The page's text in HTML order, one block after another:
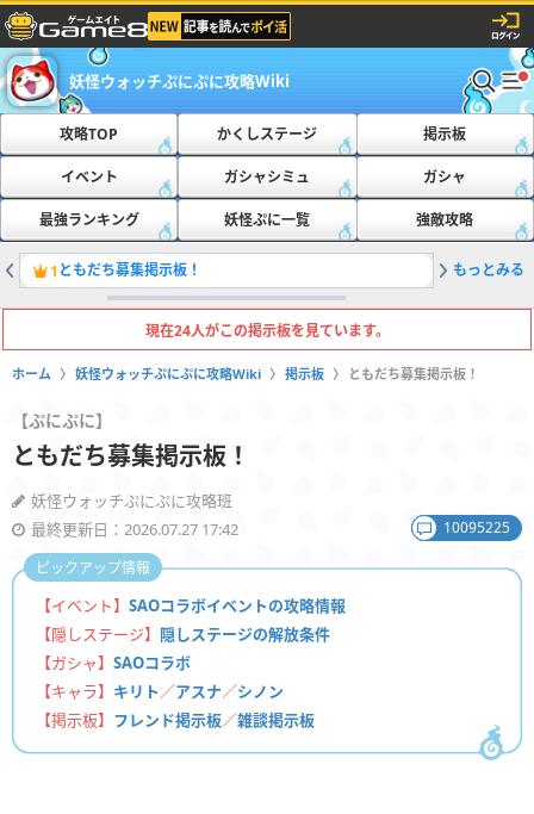
妖怪ウォッチぷにぷに攻略Wiki
攻略TOP かくしステージ 掲示板
イベント ガシャシミュ ガシャ
最強ランキング 妖怪ぷに一覧 強敵攻略
1 ともだち募集掲示板！ 2おたす
もっとみる
現在24人がこの掲示板を見ています。
ホーム 妖怪ウォッチぷにぷに攻略Wiki 掲示板 ともだち募集掲示板！
【ぷにぷに】
ともだち募集掲示板！
妖怪ウォッチぷにぷに攻略班
最終更新日：2026.07.27 17:42
10095225
【イベント】 SAOコラボイベントの攻略情報
【隠しステージ】 隠しステージの解放条件
【ガシャ】 SAOコラボ
【キャラ】 キリト／アスナ／シノン
【掲示板】 フレンド掲示板／雑談掲示板
ピックアップ情報